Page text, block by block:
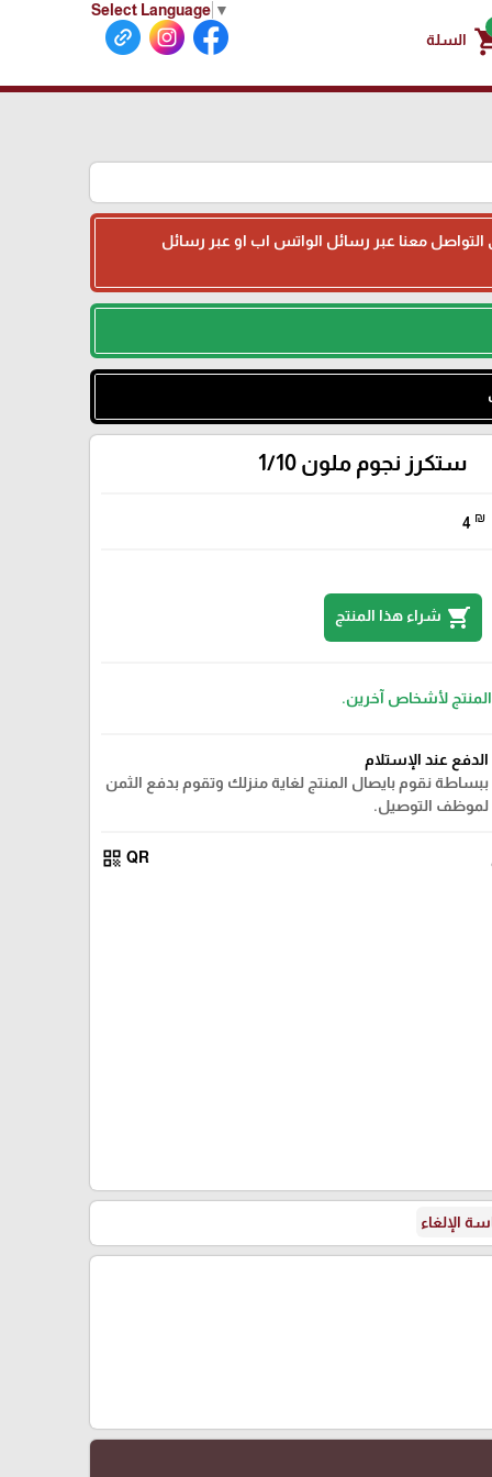
Select Language ▼
السلة
التواصل معنا عبر رسائل الواتس اب او عبر رسائل
ستكرز نجوم ملون 1/10
4 ₪
shopping_cart شراء هذا المنتج
لأشخاص آخرين.
الدفع عند الإستلام
ببساطة نقوم بايصال المنتج لغاية منزلك وتقوم بدفع الثمن
لموظف التوصيل.
QR
qr_code
الإلغاء